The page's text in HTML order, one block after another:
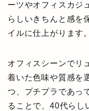
ーツやオフィスカジ
らしいきちんと感を
イルに仕上がります。
オフィスシーンでリ
着いた色味や質感を
つ、プチプラであっ
ることで、40代らし